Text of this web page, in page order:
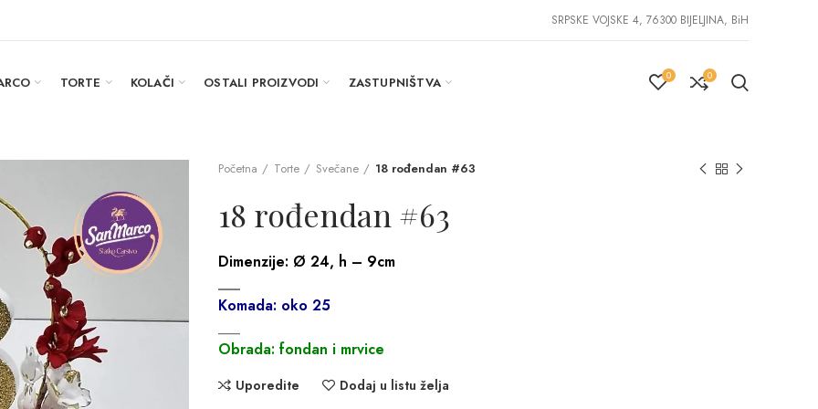
SRPSKE VOJSKE 4, 76300 BIJELJINA, BiH
TORTE KOLAČI OSTALI PROIZVODI ZASTUPNIŠTVA 0 0
Početna Torte Svečane 18 rođendan #63
18 rođendan #63
Dimenzije: Ø 24, h – 9cm
___
Komada: oko 25
Obrada: fondan i mrvice
Uporedite Dodaj u listu želja